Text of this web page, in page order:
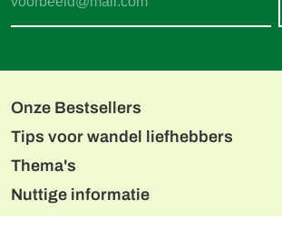
Onze Bestsellers
Beierse meren en de Isar
Alpe-Adria fietsroute, Salzburg naar Grado
Donau Radweg
Tien Meren Salzkammergut
Tips voor wandel liefhebbers
Lechweg
Noord Albanese Alpen
Alpe-Adriatrail drielandentour
Thema's
Wandelen met de hond
Wandelen met charme
Nuttige informatie